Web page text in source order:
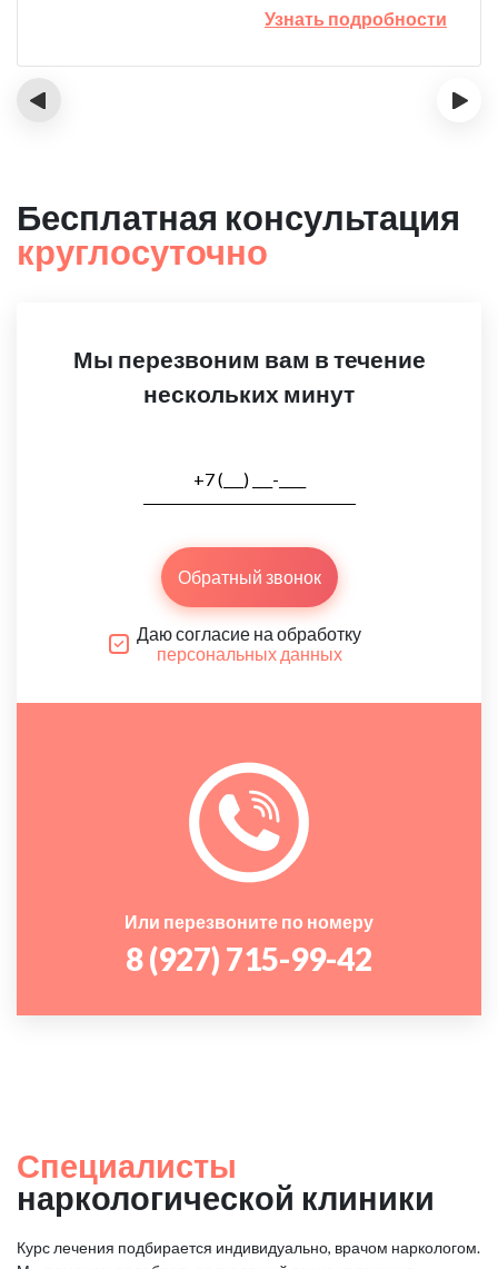
Узнать подробности
‹ ›
Бесплатная консультация
круглосуточно
Мы перезвоним вам в течение
нескольких минут
Обратный звонок
Даю согласие на обработку
персональных данных
Или перезвоните по номеру
8 (927) 715-99-42
Специалисты
наркологической клиники
Курс лечения подбирается индивидуально, врачом наркологом.